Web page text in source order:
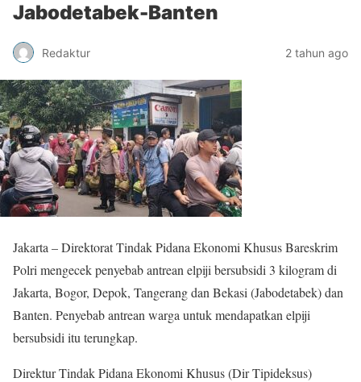
Jabodetabek-Banten
Redaktur 2 tahun ago
Jakarta – Direktorat Tindak Pidana Ekonomi Khusus Bareskrim
Polri mengecek penyebab antrean elpiji bersubsidi 3 kilogram di
Jakarta, Bogor, Depok, Tangerang dan Bekasi (Jabodetabek) dan
Banten. Penyebab antrean warga untuk mendapatkan elpiji
bersubsidi itu terungkap.
Direktur Tindak Pidana Ekonomi Khusus (Dir Tipideksus)